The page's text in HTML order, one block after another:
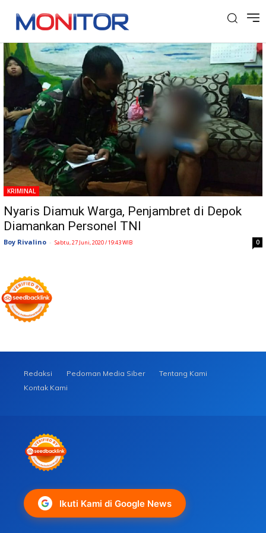
Tag: Penjambret
KRIMINAL
Nyaris Diamuk Warga, Penjambret di Depok
Diamankan Personel TNI
Boy Rivalino - Sabtu, 27 Juni, 2020 / 19:43 WIB 0
Redaksi Pedoman Media Siber
Tentang Kami
Kontak Kami
Ikuti Kami di Google News